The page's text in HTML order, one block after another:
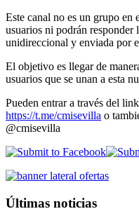
Este canal no es un grupo en
usuarios ni podrán responder
unidireccional y enviada por
El objetivo es llegar de
usuarios que se unan a esta
Pueden entrar a través del
https://t.me/cmisevilla o
@cmisevilla
Últimas noticias